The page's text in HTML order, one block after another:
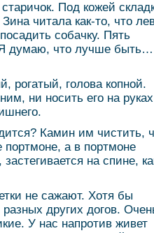
Под кожей
читала как-то, что
собачку. Пять
Я думаю, что лучше быть…
рогатый, голова копной.
ни носить его на руках
Камин им чистить,
а в портмоне
на спине,
не сажают. Хотя бы
других догов.
У нас напротив живет